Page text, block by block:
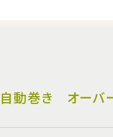
動巻き オーバ